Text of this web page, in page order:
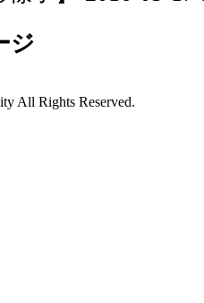
ジ
All Rights Reserved.